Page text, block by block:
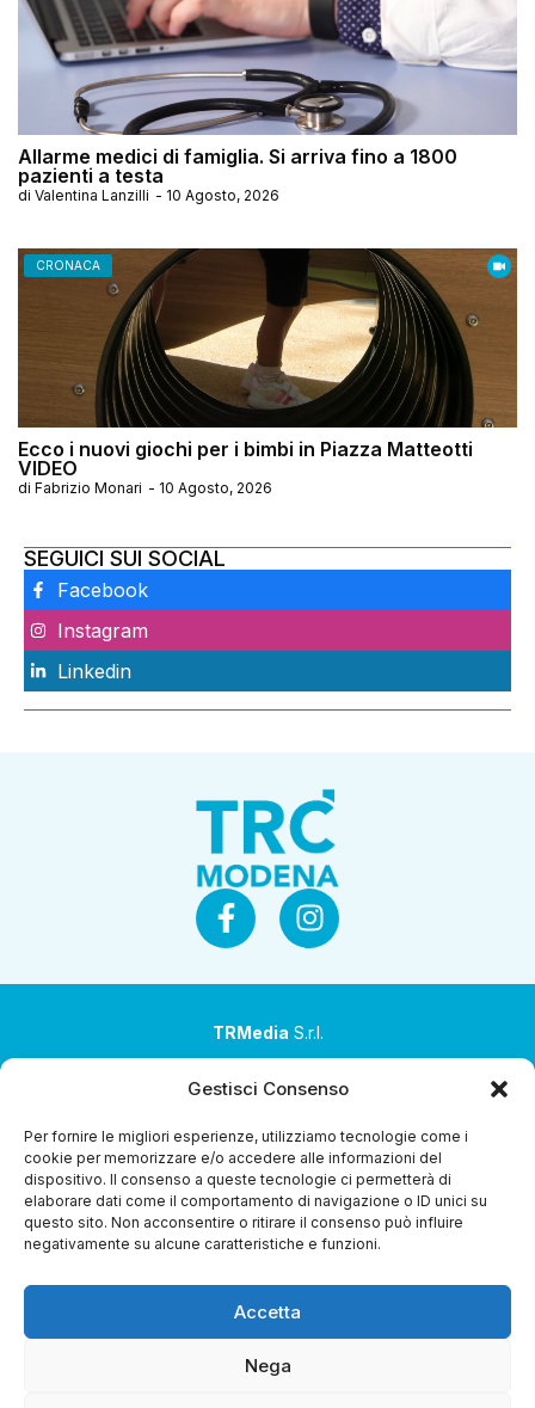
Gestisci Consenso
Per fornire le migliori esperienze, utilizziamo tecnologie come i
cookie per memorizzare e/o accedere alle informazioni del
dispositivo. Il consenso a queste tecnologie ci permetterà di
elaborare dati come il comportamento di navigazione o ID unici su
questo sito. Non acconsentire o ritirare il consenso può influire
negativamente su alcune caratteristiche e funzioni.
Accetta
Nega
Allarme medici di famiglia. Si arriva fino a 1800
pazienti a testa
di Valentina Lanzilli - 10 Agosto, 2026
CRONACA
Ecco i nuovi giochi per i bimbi in Piazza Matteotti
VIDEO
di Fabrizio Monari - 10 Agosto, 2026
SEGUICI SUI SOCIAL
Facebook
Instagram
Linkedin
TRMedia S.r.l.
coordinamento da parte di Coop Alleanza 3.0 Soc. Coop.
Sede legale: via Ragazzi del ’99 nr. 51 42124 Reggio Emilia
(RE)
P.Iva 00651840365
Home i Programmi Diretta Streaming Guida TV
Chi
Gerenza